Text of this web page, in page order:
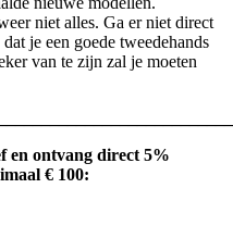
niet alles. Ga er niet direct
je een goede tweedehands
van te zijn zal je moeten
en ontvang direct 5%
€ 100: